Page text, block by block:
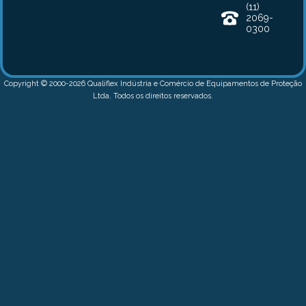
(11)
2069-
0300
Copyright © 2000-2026 Qualiflex Indústria e Comércio de Equipamentos de Proteção
Ltda. Todos os direitos reservados.